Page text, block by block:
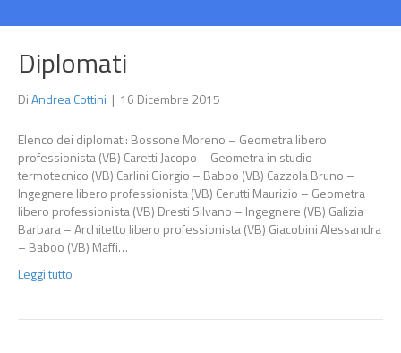
Diplomati
DiAndrea Cottini | 16 Dicembre 2015
Elenco dei diplomati: Bossone Moreno – Geometra libero
professionista (VB) Caretti Jacopo – Geometra in studio
termotecnico (VB) Carlini Giorgio – Baboo (VB) Cazzola Bruno –
Ingegnere libero professionista (VB) Cerutti Maurizio – Geometra
libero professionista (VB) Dresti Silvano – Ingegnere (VB) Galizia
Barbara – Architetto libero professionista (VB) Giacobini Alessandra
– Baboo (VB) Maffi…
Leggi tutto